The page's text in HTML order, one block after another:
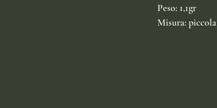
Peso: 1,1gr
Misura: piccola